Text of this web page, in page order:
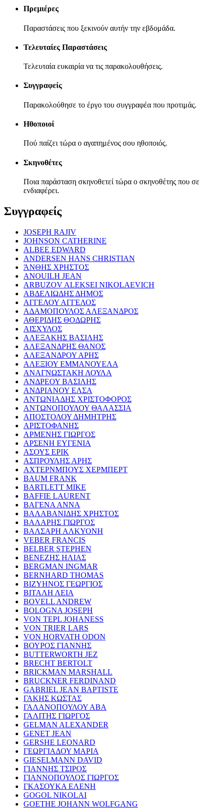
Πρεμιέρες
Παραστάσεις που ξεκινούν αυτήν την εβδομάδα.
Τελευταίες Παραστάσεις
Τελευταία ευκαιρία να τις παρακολουθήσεις.
Συγγραφείς
Παρακολούθησε το έργο του συγγραφέα που προτιμάς.
Ηθοποιοί
Πού παίζει τώρα ο αγαπημένος σου ηθοποιός.
Σκηνοθέτες
Ποια παράσταση σκηνοθετεί τώρα ο σκηνοθέτης που σε
ενδιαφέρει.
Συγγραφείς
JOSEPH RAJIV
JOHNSON CATHERINE
ALBEE EDWARD
ANDERSEN HANS CHRISTIAN
ΆΝΘΗΣ ΧΡΗΣΤΟΣ
ANOUILH JEAN
ARBUZOV ALEKSEI NIKOLAEVICH
ΑΒΔΕΛΙΩΔΗΣ ΔΗΜΟΣ
ΑΓΓΕΛΟΥ ΑΓΓΕΛΟΣ
ΑΔΑΜΟΠΟΥΛΟΣ ΑΛΕΞΑΝΔΡΟΣ
ΑΘΕΡΙΔΗΣ ΘΟΔΩΡΗΣ
ΑΙΣΧΥΛΟΣ
ΑΛΕΞΑΚΗΣ ΒΑΣΙΛΗΣ
ΑΛΕΞΑΝΔΡΗΣ ΘΑΝΟΣ
ΑΛΕΞΑΝΔΡΟΥ ΑΡΗΣ
ΑΛΕΞΙΟΥ ΕΜΜΑΝΟΥΕΛΑ
ΑΝΑΓΝΩΣΤΑΚΗ ΛΟΥΛΑ
ΑΝΔΡΕΟΥ ΒΑΣΙΛΗΣ
ΑΝΔΡΙΑΝΟΥ ΕΛΣΑ
ΑΝΤΩΝΙΑΔΗΣ ΧΡΙΣΤΟΦΟΡΟΣ
ΑΝΤΩΝΟΠΟΥΛΟΥ ΘΑΛΑΣΣΙΑ
ΑΠΟΣΤΟΛΟΥ ΔΗΜΗΤΡΗΣ
ΑΡΙΣΤΟΦΑΝΗΣ
ΑΡΜΕΝΗΣ ΓΙΩΡΓΟΣ
ΑΡΣΕΝΗ ΕΥΓΕΝΙΑ
ΑΣΟΥΣ ΕΡΙΚ
ΑΣΠΡΟΥΛΗΣ ΑΡΗΣ
ΑΧΤΕΡΝΜΠΟΥΣ ΧΕΡΜΠΕΡΤ
BAUM FRANK
BARTLETT MIKE
BAFFIE LAURENT
ΒΑΓΕΝΑ ΑΝΝΑ
ΒΑΛΑΒΑΝΙΔΗΣ ΧΡΗΣΤΟΣ
ΒΑΛΑΡΗΣ ΓΙΩΡΓΟΣ
ΒΑΛΣΑΡΗ ΑΛΚΥΟΝΗ
VEBER FRANCIS
BELBER STEPHEN
ΒΕΝΕΖΗΣ ΗΛΙΑΣ
BERGMAN INGMAR
BERNHARD THOMAS
ΒΙΖΥΗΝΟΣ ΓΕΩΡΓΙΟΣ
ΒΙΤΑΛΗ ΛΕΙΑ
BOVELL ANDREW
BOLOGNA JOSEPH
VON TEPL JOHANESS
VON TRIER LARS
VON HORVATH ODON
ΒΟΥΡΟΣ ΓΙΑΝΝΗΣ
BUTTERWORTH JEZ
BRECHT BERTOLT
BRICKMAN MARSHALL
BRUCKNER FERDINAND
GABRIEL JEAN BAPTISTE
ΓΑΚΗΣ ΚΩΣΤΑΣ
ΓΑΛΑΝΟΠΟΥΛΟΥ ΑΒΑ
ΓΑΛΙΤΗΣ ΓΙΩΡΓΟΣ
GELMAN ALEXANDER
GENET JEAN
GERSHE LEONARD
ΓΕΩΡΓΙΑΔΟΥ ΜΑΡΙΑ
GIESELMANN DAVID
ΓΙΑΝΝΗΣ ΤΣΙΡΟΣ
ΓΙΑΝΝΟΠΟΥΛΟΣ ΓΙΩΡΓΟΣ
ΓΚΑΣΟΥΚΑ ΕΛΕΝΗ
GOGOL NIKOLAI
GOETHE JOHANN WOLFGANG